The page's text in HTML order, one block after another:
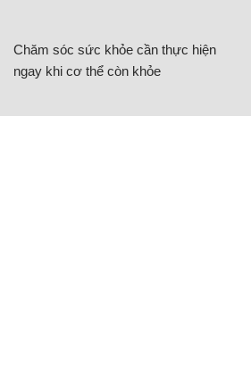
Chăm sóc sức khỏe cần thực hiện
ngay khi cơ thể còn khỏe